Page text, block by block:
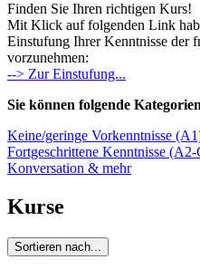
Finden Sie Ihren richtigen Kurs!
Mit Klick auf folgenden Link
Einstufung Ihrer Kenntnisse der
vorzunehmen:
--> Zur Einstufung...
Sie können folgende
Keine/geringe Vorkenntnisse
Fortgeschrittene Kenntnisse (A2-
Konversation & mehr
Kurse
Sortieren nach...